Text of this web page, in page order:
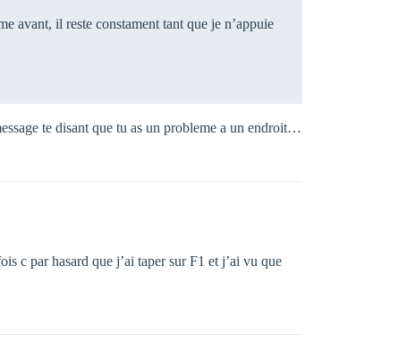
avant, il reste constament tant que je n’appuie
te disant que tu as un probleme a un endroit…
c par hasard que j’ai taper sur F1 et j’ai vu que